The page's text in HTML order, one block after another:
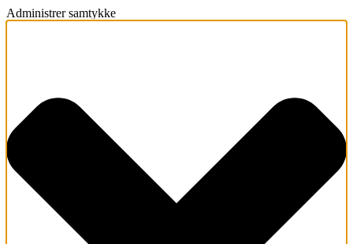
Administrer samtykke